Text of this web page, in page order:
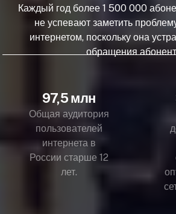
Каждый год более 1 500 000
не успевают заметить
интернетом, поскольку она
обращения
97,5 млн
Общая аудитория
пользователей
интернета в
России старше 12
лет.